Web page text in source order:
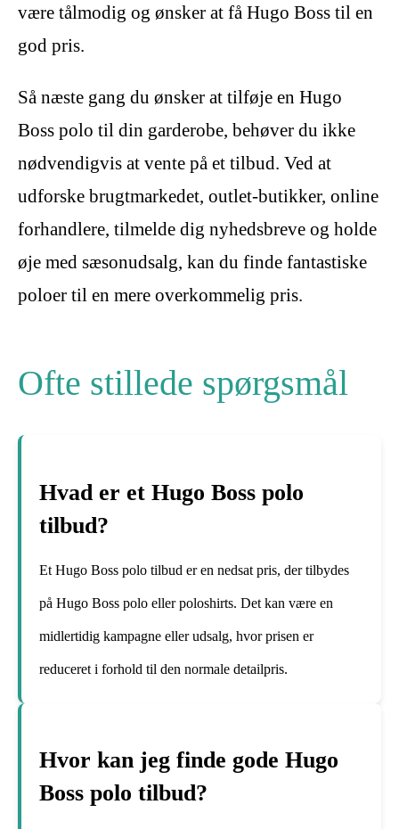
være tålmodig og ønsker at få Hugo Boss til en
god pris.
Så næste gang du ønsker at tilføje en Hugo
Boss polo til din garderobe, behøver du ikke
nødvendigvis at vente på et tilbud. Ved at
udforske brugtmarkedet, outlet-butikker, online
forhandlere, tilmelde dig nyhedsbreve og holde
øje med sæsonudsalg, kan du finde fantastiske
poloer til en mere overkommelig pris.
Ofte stillede spørgsmål
Hvad er et Hugo Boss polo
tilbud?
Et Hugo Boss polo tilbud er en nedsat pris, der tilbydes
på Hugo Boss polo eller poloshirts. Det kan være en
midlertidig kampagne eller udsalg, hvor prisen er
reduceret i forhold til den normale detailpris.
Hvor kan jeg finde gode Hugo
Boss polo tilbud?